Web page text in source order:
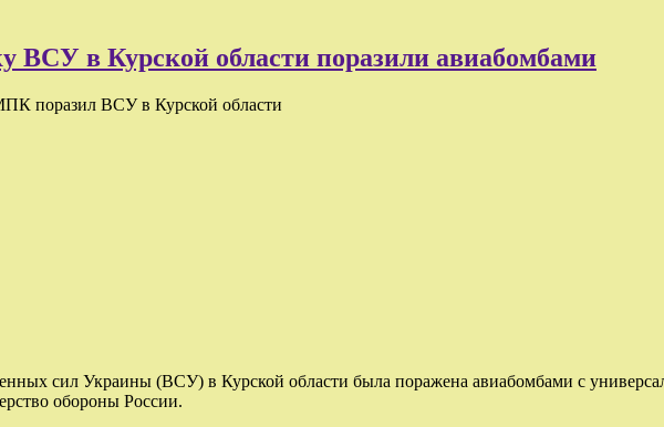
ВСУ в Курской области поразили авиабомбами
поразил ВСУ в Курской области
сил Украины (ВСУ) в Курской области была поражена авиабомбами с
обороны России.